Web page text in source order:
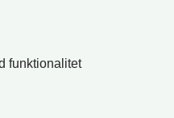
funktionalitet